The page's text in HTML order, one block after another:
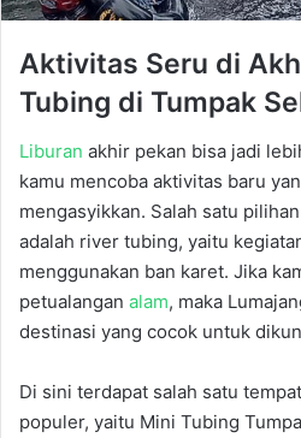
Aktivitas Seru di
Tubing di Tumpak
Liburan akhir pekan bisa jadi
kamu mencoba aktivitas baru
mengasyikkan. Salah satu
adalah river tubing, yaitu
menggunakan ban karet. Jika
petualangan alam, maka
destinasi yang cocok untuk
Di sini terdapat salah satu tempat
populer, yaitu Mini Tubing